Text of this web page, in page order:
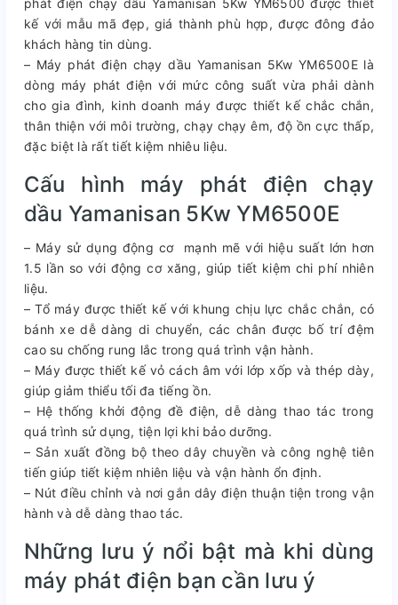
kế với mẫu mã đẹp, giá thành phù hợp, được đông đảo
khách hàng tin dùng.
– Máy phát điện chạy dầu Yamanisan 5Kw YM6500E là
dòng máy phát điện với mức công suất vừa phải dành
cho gia đình, kinh doanh máy được thiết kế chắc chắn,
thân thiện với môi trường, chạy chạy êm, độ ồn cực thấp,
đặc biệt là rất tiết kiệm nhiêu liệu.
Cấu hình máy phát điện chạy
dầu Yamanisan 5Kw YM6500E
– Máy sử dụng động cơ mạnh mẽ với hiệu suất lớn hơn
1.5 lần so với động cơ xăng, giúp tiết kiệm chi phí nhiên
liệu.
– Tổ máy được thiết kế với khung chịu lực chắc chắn, có
bánh xe dễ dàng di chuyển, các chân được bố trí đệm
cao su chống rung lắc trong quá trình vận hành.
– Máy được thiết kế vỏ cách âm với lớp xốp và thép dày,
giúp giảm thiểu tối đa tiếng ồn.
– Hệ thống khởi động đề điện, dễ dàng thao tác trong
quá trình sử dụng, tiện lợi khi bảo dưỡng.
– Sản xuất đồng bộ theo dây chuyền và công nghệ tiên
tiến giúp tiết kiệm nhiên liệu và vận hành ổn định.
– Nút điều chỉnh và nơi gắn dây điện thuận tiện trong vận
hành và dễ dàng thao tác.
Những lưu ý nổi bật mà khi dùng
máy phát điện bạn cần lưu ý